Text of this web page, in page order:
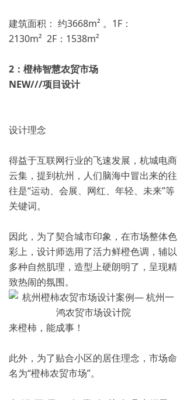
建筑面积： 约3668m² 。1F：
2130m² 2F：1538m²
2： 橙柿智慧农贸市场
NEW///项目设计
设计理念
得益于互联网行业的飞速发展，杭城电商
云集，提到杭州，人们脑海中冒出来的往
往是“运动、会展、网红、年轻、未来”等
关键词。
因此，为了契合城市印象，在市场整体色
彩上，设计师选用了活力鲜橙色调，辅以
多种自然肌理，造型上硬朗明了，呈现精
致热闹的氛围。
来橙柿，能成事！
此外，为了贴合小区的居住理念，市场命
名为“橙柿农贸市场”。